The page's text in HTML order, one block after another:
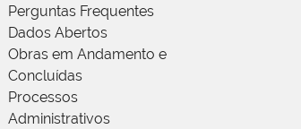
Perguntas Frequentes
Dados Abertos
Obras em Andamento e
Concluídas
Processos
Administrativos